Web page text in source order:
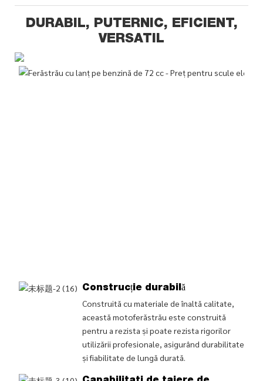
DURABIL, PUTERNIC, EFICIENT,
VERSATIL
Construcție durabilă
Construită cu materiale de înaltă calitate,
această motoferăstrău este construită
pentru a rezista și poate rezista rigorilor
utilizării profesionale, asigurând durabilitate
și fiabilitate de lungă durată.